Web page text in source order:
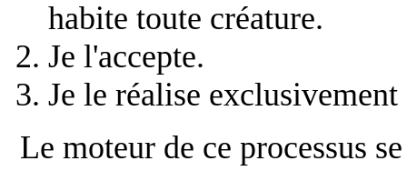
habite toute créature.
Je l'accepte.
Je le réalise
Le moteur de ce processus